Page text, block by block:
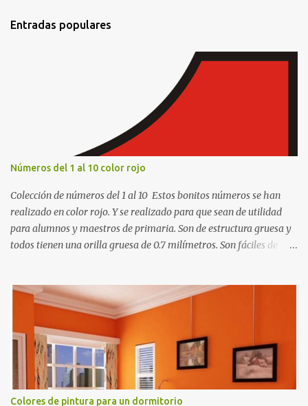
Entradas populares
Números del 1 al 10 color rojo
Colección de números del 1 al 10 Estos bonitos números se han
realizado en color rojo. Y se realizado para que sean de utilidad
para alumnos y maestros de primaria. Son de estructura gruesa y
todos tienen una orilla gruesa de 0.7 milímetros. Son fáciles de
matemáticos, para decorar los cumpleaños de los niños, entre
otras cosas.
Colores de pintura para un dormitorio